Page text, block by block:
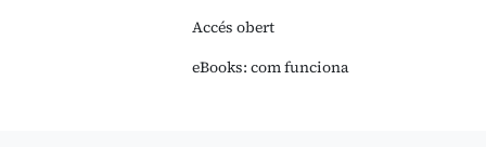
Accés obert
eBooks: com funciona